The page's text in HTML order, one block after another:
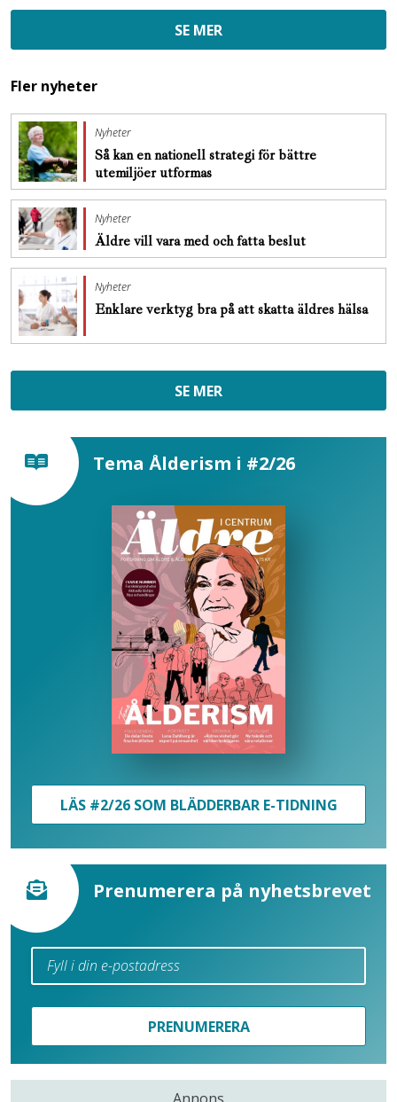
SE MER
Fler nyheter
Nyheter
Så kan en nationell strategi för bättre
utemiljöer utformas
Nyheter
Äldre vill vara med och fatta beslut
Nyheter
Enklare verktyg bra på att skatta äldres hälsa
SE MER
Tema Ålderism i #2/26
LÄS #2/26 SOM BLÄDDERBAR E-TIDNING
Prenumerera på nyhetsbrevet
PRENUMERERA